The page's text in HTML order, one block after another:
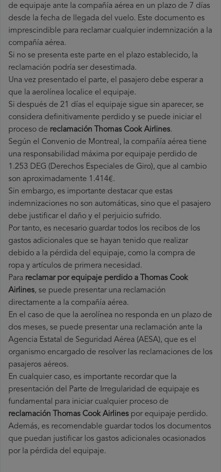
de equipaje ante la compañía aérea en un plazo de 7 días
desde la fecha de llegada del vuelo. Este documento es
imprescindible para reclamar cualquier indemnización a la
compañía aérea.
Si no se presenta este parte en el plazo establecido, la
reclamación podría ser desestimada.
Una vez presentado el parte, el pasajero debe esperar a
que la aerolínea localice el equipaje.
Si después de 21 días el equipaje sigue sin aparecer, se
considera definitivamente perdido y se puede iniciar el
proceso de reclamación Thomas Cook Airlines.
Según el Convenio de Montreal, la compañía aérea tiene
una responsabilidad máxima por equipaje perdido de
1.253 DEG (Derechos Especiales de Giro), que al cambio
son aproximadamente 1.414€.
Sin embargo, es importante destacar que estas
indemnizaciones no son automáticas, sino que el pasajero
debe justificar el daño y el perjuicio sufrido.
Por tanto, es necesario guardar todos los recibos de los
gastos adicionales que se hayan tenido que realizar
debido a la pérdida del equipaje, como la compra de
ropa y artículos de primera necesidad.
Para reclamar por equipaje perdido a Thomas Cook
Airlines, se puede presentar una reclamación
directamente a la compañía aérea.
En el caso de que la aerolínea no responda en un plazo de
dos meses, se puede presentar una reclamación ante la
Agencia Estatal de Seguridad Aérea (AESA), que es el
organismo encargado de resolver las reclamaciones de los
pasajeros aéreos.
En cualquier caso, es importante recordar que la
presentación del Parte de Irregularidad de equipaje es
fundamental para iniciar cualquier proceso de
reclamación Thomas Cook Airlines por equipaje perdido.
Además, es recomendable guardar todos los documentos
que puedan justificar los gastos adicionales ocasionados
por la pérdida del equipaje.